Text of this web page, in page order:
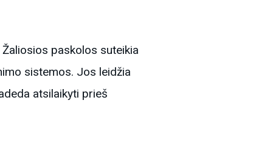
paskolos suteikia
sistemos. Jos leidžia
atsilaikyti prieš